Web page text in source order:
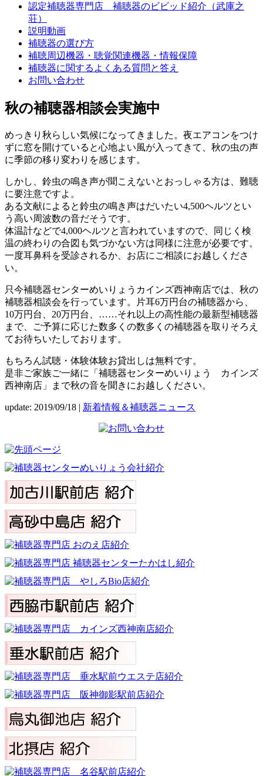
認定補聴器専門店 補聴器のビビッド紹介（武庫之
荘）
説明動画
補聴器の選び方
補聴周辺機器・聴覚関連機器・情報保障
補聴器に関するよくある質問と答え
お問い合わせ
秋の補聴器相談会実施中
めっきり秋らしい気候になってきました。夜エアコンをつけ
ずに窓を開けていると心地よい風が入ってきて、秋の虫の声
に季節の移り変わりを感じます。
しかし、鈴虫の鳴き声が聞こえないとおっしゃる方は、難聴
に要注意ですよ。
ある文献によると鈴虫の鳴き声はだいたい4,500ヘルツとい
う高い周波数の音だそうです。
体温計などで4,000ヘルツと言われていますので、同じく検
温の終わりの合図も気づかない方は同様に注意が必要です。
一度耳鼻科を受診されるか、お店にご相談にお越しくださ
い。
只今補聴器センターめいりょうカインズ西神南店では、秋の
補聴器相談会を行っています。片耳6万円台の補聴器から、
10万円台、20万円台、……それ以上の高性能の最新型補聴器
まで、ご予算に応じた数多くの数多くの補聴器を取りそろえ
てお待ちいたしております。
もちろん試聴・体験体験お貸出しは無料です。
是非ご家族ご一緒に「補聴器センターめいりょう カインズ
西神南店」まで秋の音を聞きにお越しください。
update: 2019/09/18 | 新着情報＆補聴器ニュース